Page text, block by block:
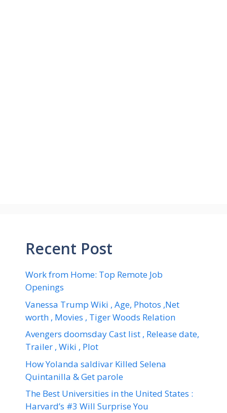
Recent Post
Work from Home: Top Remote Job
Openings
Vanessa Trump Wiki , Age, Photos ,Net
worth , Movies , Tiger Woods Relation
Avengers doomsday Cast list , Release date,
Trailer , Wiki , Plot
How Yolanda saldivar Killed Selena
Quintanilla & Get parole
The Best Universities in the United States :
Harvard’s #3 Will Surprise You